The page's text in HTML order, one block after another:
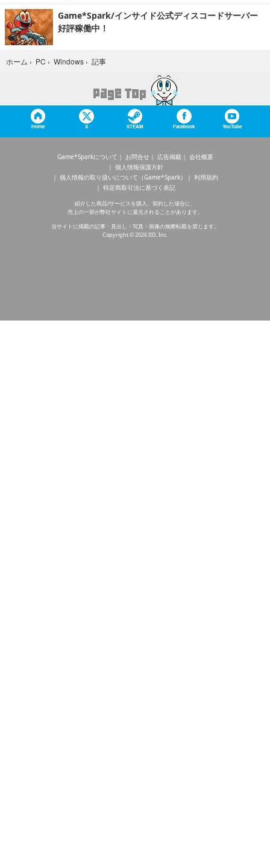
Game*Spark/インサイド公式ディスコードサーバー
好評稼働中！
ホーム › PC › Windows › 記事
Home X STEAM Facebook YouTube
Game*Sparkについて お問合せ 広告掲載
会社概要
個人情報保護方針
個人情報の取り扱いについて（Game*Spark）
利用規約
特定商取引法に基づく表記
紹介した商品/サービスを購入、契約した場合に、
売上の一部が弊社サイトに還元されることがあります。
当サイトに掲載の記事・見出し・写真・画像の無断転載を禁じます。
Copyright © 2026 IID, Inc.